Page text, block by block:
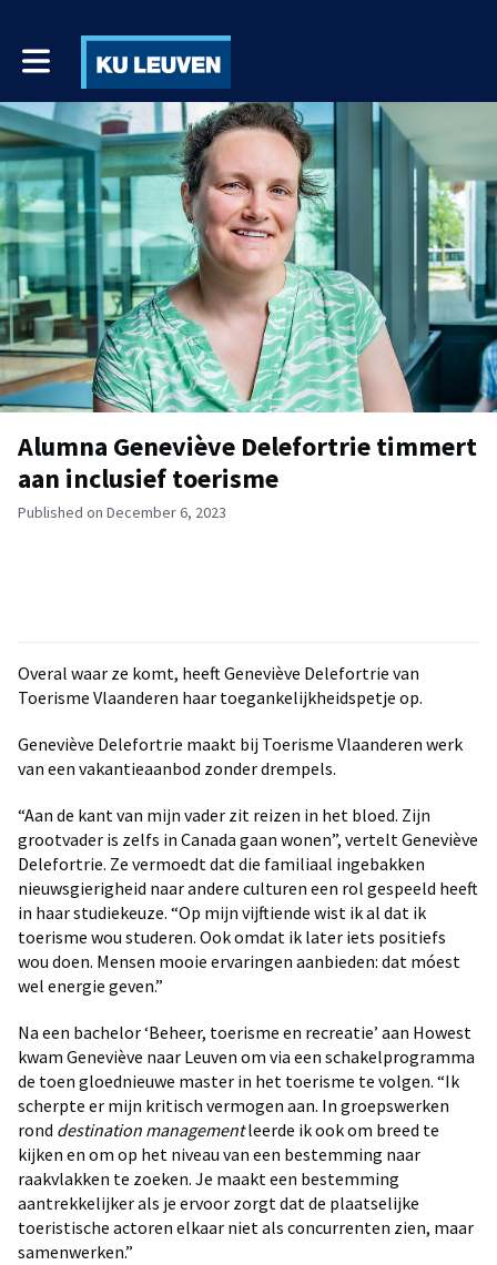
Toggle main navigation
Alumna Geneviève Delefortrie timmert
aan inclusief toerisme
Published on December 6, 2023
Overal waar ze komt, heeft Geneviève Delefortrie van
Toerisme Vlaanderen haar toegankelijkheidspetje op.
Geneviève Delefortrie maakt bij Toerisme Vlaanderen werk
van een vakantieaanbod zonder drempels.
“Aan de kant van mijn vader zit reizen in het bloed. Zijn
grootvader is zelfs in Canada gaan wonen”, vertelt Geneviève
Delefortrie. Ze vermoedt dat die familiaal ingebakken
nieuwsgierigheid naar andere culturen een rol gespeeld heeft
in haar studiekeuze. “Op mijn vijftiende wist ik al dat ik
toerisme wou studeren. Ook omdat ik later iets positiefs
wou doen. Mensen mooie ervaringen aanbieden: dat móest
wel energie geven.”
Na een bachelor ‘Beheer, toerisme en recreatie’ aan Howest
kwam Geneviève naar Leuven om via een schakelprogramma
de toen gloednieuwe master in het toerisme te volgen. “Ik
scherpte er mijn kritisch vermogen aan. In groepswerken
rond destination managementleerde ik ook om breed te
kijken en om op het niveau van een bestemming naar
raakvlakken te zoeken. Je maakt een bestemming
aantrekkelijker als je ervoor zorgt dat de plaatselijke
toeristische actoren elkaar niet als concurrenten zien, maar
samenwerken.”